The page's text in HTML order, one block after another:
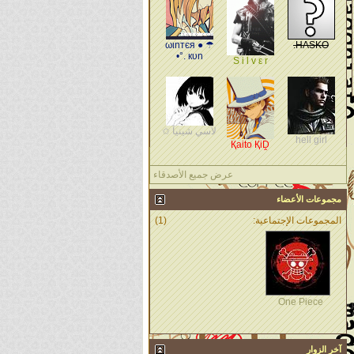
HASKO.
S i l v ε r
☂ ωιnтєя ●
кυn .°•
hell girl
Қaito ҚiḒ
لآسي شينيآ ✩
عرض جميع الأصدقاء
مجموعات الأعضاء
(1) المجموعات الإجتماعية:
One Piece
آخر الزوار